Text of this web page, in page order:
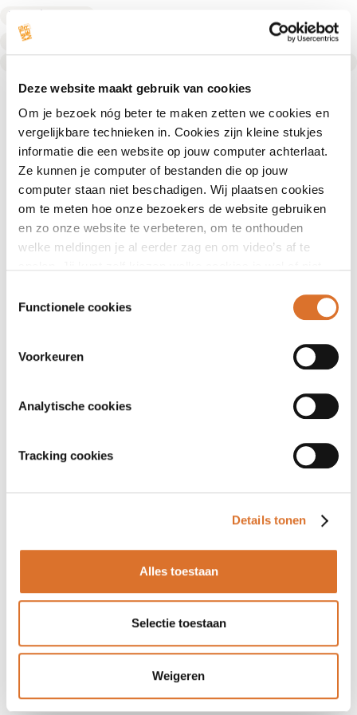
Deze website maakt gebruik van cookies
Om je bezoek nóg beter te maken zetten we cookies en
vergelijkbare technieken in. Cookies zijn kleine stukjes
informatie die een website op jouw computer achterlaat.
Ze kunnen je computer of bestanden die op jouw
computer staan niet beschadigen. Wij plaatsen cookies
om te meten hoe onze bezoekers de website gebruiken
en zo onze website te verbeteren, om te onthouden
welke meldingen je al eerder zag en om video’s af te
Functionele cookies
Voorkeuren
Analytische cookies
Tracking cookies
Details tonen
Alles toestaan
Selectie toestaan
Weigeren
Fysiotherapeut
Fysiotherapeut